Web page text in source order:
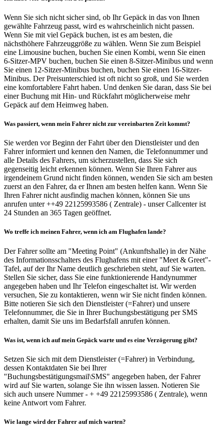
Wenn Sie sich nicht sicher sind, ob Ihr Gepäck in das von Ihnen
gewählte Fahrzeug passt, wird es wahrscheinlich nicht passen.
Wenn Sie mit viel Gepäck buchen, ist es am besten, die
nächsthöhere Fahrzeuggröße zu wählen. Wenn Sie zum Beispiel
eine Limousine buchen, buchen Sie einen Kombi, wenn Sie einen
6-Sitzer-MPV buchen, buchen Sie einen 8-Sitzer-Minibus und wenn
Sie einen 12-Sitzer-Minibus buchen, buchen Sie einen 16-Sitzer-
Minibus. Der Preisunterschied ist oft nicht so groß, und Sie werden
eine komfortablere Fahrt haben. Und denken Sie daran, dass Sie bei
einer Buchung mit Hin- und Rückfahrt möglicherweise mehr
Gepäck auf dem Heimweg haben.
Was passiert, wenn mein Fahrer nicht zur vereinbarten Zeit kommt?
Sie werden vor Beginn der Fahrt über den Dienstleister und den
Fahrer informiert und kennen den Namen, die Telefonnummer und
alle Details des Fahrers, um sicherzustellen, dass Sie sich
gegenseitig leicht erkennen können. Wenn Sie Ihren Fahrer aus
irgendeinem Grund nicht finden können, wenden Sie sich am besten
zuerst an den Fahrer, da er Ihnen am besten helfen kann. Wenn Sie
Ihren Fahrer nicht ausfindig machen können, können Sie uns
anrufen unter ++49 22125993586 ( Zentrale) - unser Callcenter ist
24 Stunden an 365 Tagen geöffnet.
Wo treffe ich meinen Fahrer, wenn ich am Flughafen lande?
Der Fahrer sollte am "Meeting Point" (Ankunftshalle) in der Nähe
des Informationsschalters des Flughafens mit einer "Meet & Greet"-
Tafel, auf der Ihr Name deutlich geschrieben steht, auf Sie warten.
Stellen Sie sicher, dass Sie eine funktionierende Handynummer
angegeben haben und Ihr Telefon eingeschaltet ist. Wir werden
versuchen, Sie zu kontaktieren, wenn wir Sie nicht finden können.
Bitte notieren Sie sich den Dienstleister (=Fahrer) und unsere
Telefonnummer, die Sie in Ihrer Buchungsbestätigung per SMS
erhalten, damit Sie uns im Bedarfsfall anrufen können.
Was ist, wenn ich auf mein Gepäck warte und es eine Verzögerung gibt?
Setzen Sie sich mit dem Dienstleister (=Fahrer) in Verbindung,
dessen Kontaktdaten Sie bei Ihrer
"Buchungsbestätigungsmail\SMS" angegeben haben, der Fahrer
wird auf Sie warten, solange Sie ihn wissen lassen. Notieren Sie
sich auch unsere Nummer - + +49 22125993586 ( Zentrale), wenn
keine Antwort vom Fahrer.
Wie lange wird der Fahrer auf mich warten?